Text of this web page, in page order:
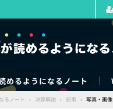
めるようになるノート
るノート › 決算解説 › 記事 › 写真・画像